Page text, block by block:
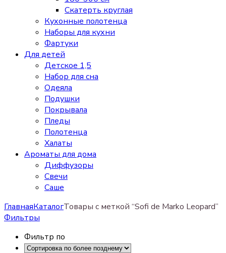
Скатерть круглая
Кухонные полотенца
Наборы для кухни
Фартуки
Для детей
Детское 1,5
Набор для сна
Одеяла
Подушки
Покрывала
Пледы
Полотенца
Халаты
Ароматы для дома
Диффузоры
Свечи
Cаше
ГлавнаяКаталогТовары с меткой “Sofi de Marko Leopard”
Фильтры
Фильтр по